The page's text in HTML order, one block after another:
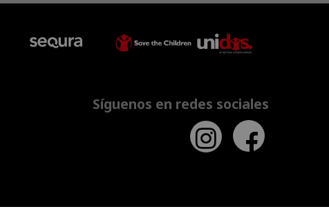
Síguenos en redes sociales